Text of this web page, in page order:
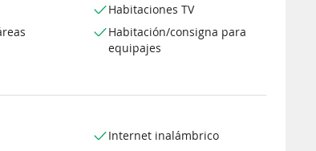
Habitaciones TV
Habitación/consigna para
equipajes
Internet inalámbrico